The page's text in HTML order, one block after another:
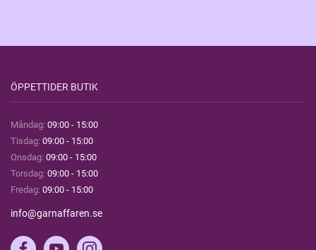
ÖPPETTIDER BUTIK
Måndag: 09:00 - 15:00
Tisdag: 09:00 - 15:00
Onsdag: 09:00 - 15:00
Torsdag: 09:00 - 15:00
Fredag: 09:00 - 15:00
info@garnaffaren.se